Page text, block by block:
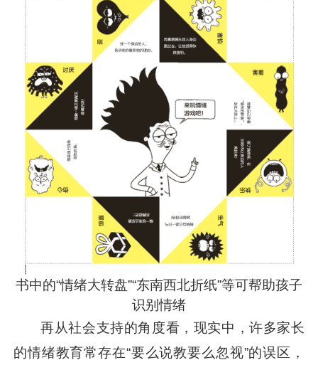
书中的“情绪大转盘”“东南西北折纸”等可帮助孩子
识别情绪
再从社会支持的角度看，现实中，许多家长
的情绪教育常存在“要么说教要么忽视”的误区，